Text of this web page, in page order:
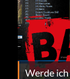
Werde